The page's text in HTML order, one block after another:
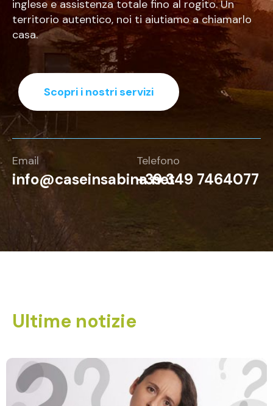
inglese e assistenza totale fino al rogito. Un
territorio autentico, noi ti aiutiamo a chiamarlo
casa.
Scopri i nostri servizi
Email
info@caseinsabina.net
Telefono
+39 349 7464077
Ultime notizie